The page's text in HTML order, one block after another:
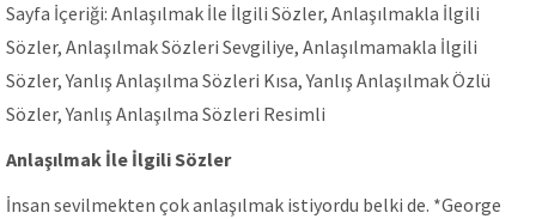
Sayfa İçeriği: Anlaşılmak İle İlgili Sözler, Anlaşılmakla İlgili
Sözler, Anlaşılmak Sözleri Sevgiliye, Anlaşılmamakla İlgili
Sözler, Yanlış Anlaşılma Sözleri Kısa, Yanlış Anlaşılmak Özlü
Sözler, Yanlış Anlaşılma Sözleri Resimli
Anlaşılmak İle İlgili Sözler
İnsan sevilmekten çok anlaşılmak istiyordu belki de. *George